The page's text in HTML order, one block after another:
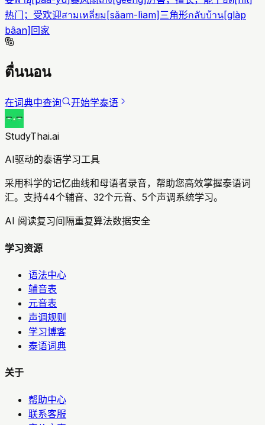
热门；受欢迎สามเหลี่ยม[sǎam-lìam]三角形กลับบ้าน[glàp
bâan]回家
ตื่นนอน
在词典中查询 开始学泰语
StudyThai.ai
AI驱动的泰语学习工具
采用科学的记忆曲线和母语者录音，帮助您高效掌握泰语词
汇。支持44个辅音、32个元音、5个声调系统学习。
AI 阅读复习间隔重复算法数据安全
学习资源
语法中心
辅音表
元音表
声调规则
学习博客
泰语词典
关于
帮助中心
联系客服